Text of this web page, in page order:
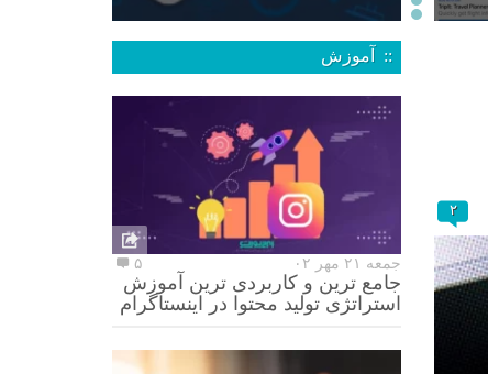
۲
:: آموزش
جمعه ۲۱ مهر ۰۲ ۵
جامع ترین و کاربردی ترین آموزش
استراتژی تولید محتوا در اینستاگرام